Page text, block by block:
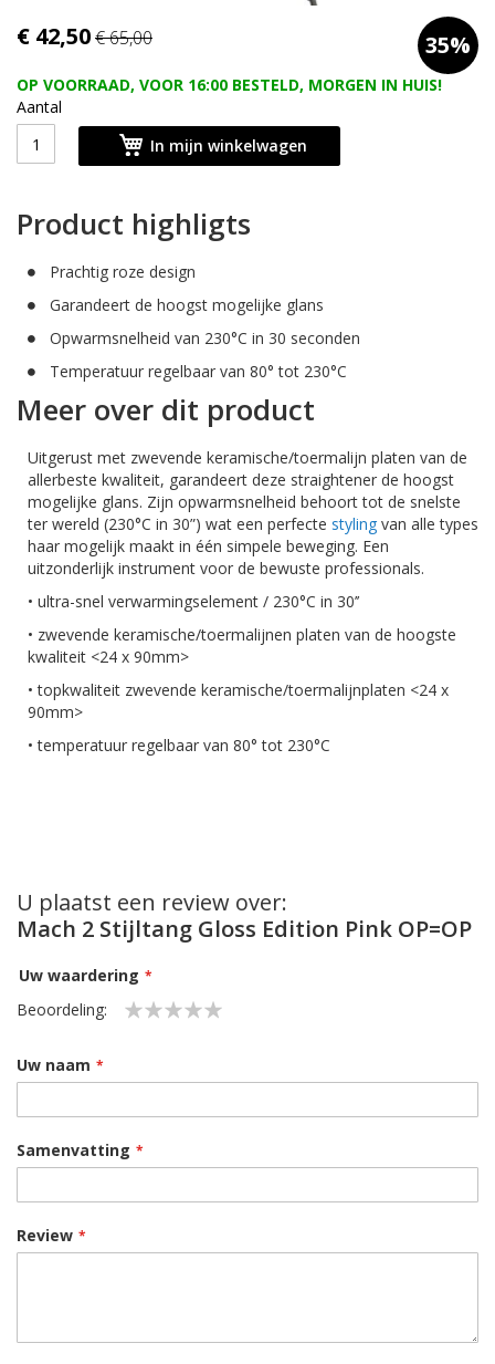
€ 42,50€ 65,00 35%
OP VOORRAAD, VOOR 16:00 BESTELD, MORGEN IN HUIS!
Aantal
In mijn winkelwagen
Ga
naar
begin
van
afbeeldingen-
Product highligts
Prachtig roze design
Garandeert de hoogst mogelijke glans
Opwarmsnelheid van 230°C in 30 seconden
Temperatuur regelbaar van 80° tot 230°C
Meer over dit product
Uitgerust met zwevende keramische/toermalijn platen van de
allerbeste kwaliteit, garandeert deze straightener de hoogst
mogelijke glans. Zijn opwarmsnelheid behoort tot de snelste
ter wereld (230°C in 30”) wat een perfecte styling van alle types
haar mogelijk maakt in één simpele beweging. Een
uitzonderlijk instrument voor de bewuste professionals.
• ultra-snel verwarmingselement / 230°C in 30’’
• zwevende keramische/toermalijnen platen van de hoogste
kwaliteit <24 x 90mm>
• topkwaliteit zwevende keramische/toermalijnplaten <24 x
90mm>
• temperatuur regelbaar van 80° tot 230°C
U plaatst een review over:
Mach 2 Stijltang Gloss Edition Pink OP=OP
Uw waardering
Beoordeling:
Uw naam
Samenvatting
Review